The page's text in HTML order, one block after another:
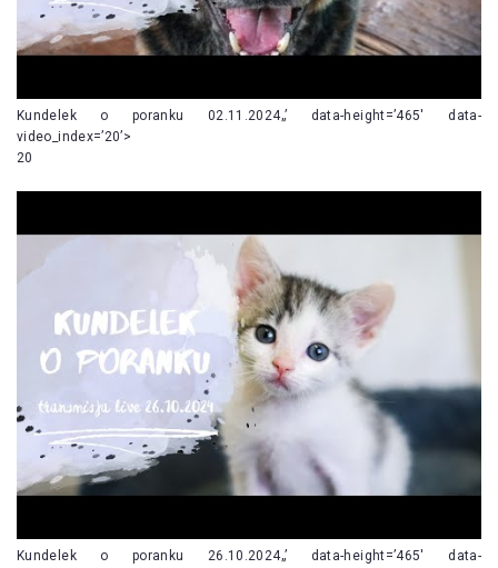
Kundelek o poranku 02.11.2024„’ data-height=’465′ data-
video_index=’20’>
20
Kundelek o poranku 26.10.2024„’ data-height=’465′ data-